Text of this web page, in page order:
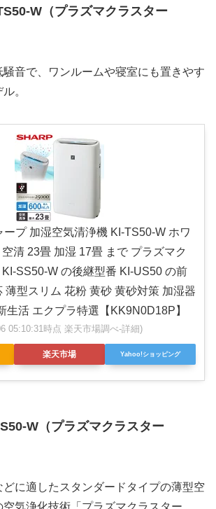
W（プラズマクラスター
音で、ワンルームや寝室にも置きやす
。
ープ 加湿空気清浄機 KI-TS50-W ホワ
清 23畳 加湿 17畳 まで プラズマク
SS50-W の後継型番 KI-US50 の前
薄型スリム 花粉 黄砂 黄砂対策 加湿器
生活 エクプラ特選【KK9N0D18P】
05:10:31時点 楽天市場調べ-詳細)
楽天市場 Yahoo!ショッピング
W（プラズマクラスター
どに適したスタンダードタイプの薄型空
気浄化技術「プラズマクラスター